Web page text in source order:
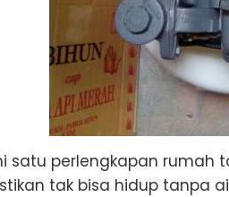
satu perlengkapan
tak bisa hidup tanpa